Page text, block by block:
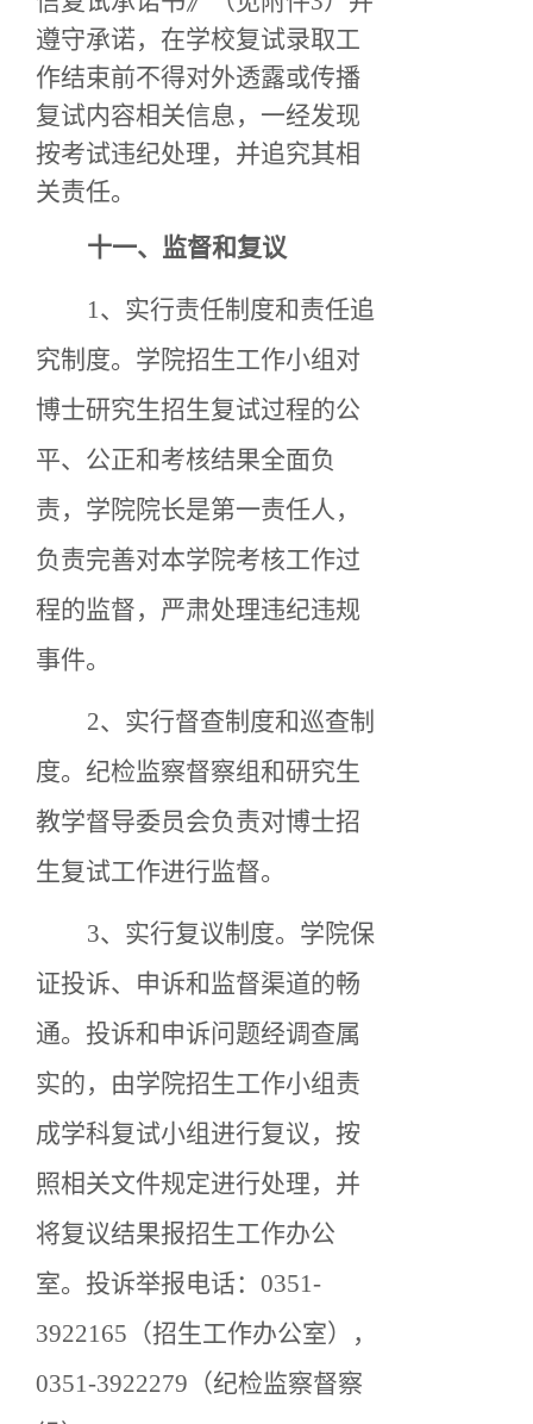
遵守承诺，在学校复试录取工
作结束前不得对外透露或传播
复试内容相关信息，一经发现
按考试违纪处理，并追究其相
关责任。
十一、监督和复议
1、实行责任制度和责任追
究制度。学院招生工作小组对
博士研究生招生复试过程的公
平、公正和考核结果全面负
责，学院院长是第一责任人，
负责完善对本学院考核工作过
程的监督，严肃处理违纪违规
事件。
2、实行督查制度和巡查制
度。纪检监察督察组和研究生
教学督导委员会负责对博士招
生复试工作进行监督。
3、实行复议制度。学院保
证投诉、申诉和监督渠道的畅
通。投诉和申诉问题经调查属
实的，由学院招生工作小组责
成学科复试小组进行复议，按
照相关文件规定进行处理，并
将复议结果报招生工作办公
室。投诉举报电话：0351-
3922165（招生工作办公室），
0351-3922279（纪检监察督察